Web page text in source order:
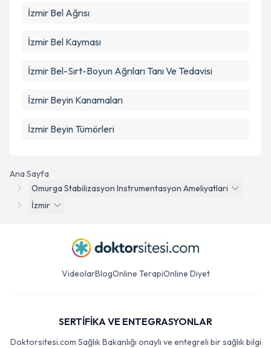
Ana Sayfa
Omurga Stabilizasyon Instrumentasyon Ameliyatlari
İzmir
İzmir Bel Ağrısı
İzmir Bel Kayması
İzmir Bel-Sırt-Boyun Ağrıları Tanı Ve Tedavisi
İzmir Beyin Kanamaları
İzmir Beyin Tümörleri
VideolarBlogOnline TerapiOnline Diyet
SERTİFİKA VE ENTEGRASYONLAR
Doktorsitesi.com Sağlık Bakanlığı onaylı ve entegreli bir sağlık bilgi